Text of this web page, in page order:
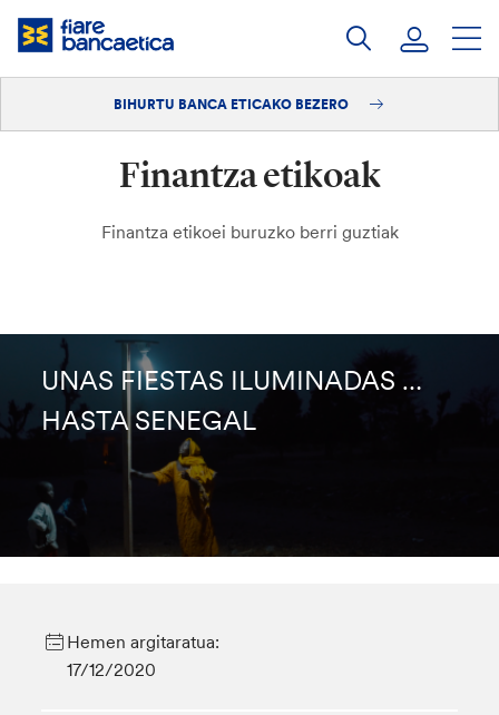
Pasatu
edukia
Bihurtu bezero
BIHURTU BANCA ETICAKO BEZERO
Finantza etikoak
Finantza etikoei buruzko berri guztiak
UNAS FIESTAS ILUMINADAS …
HASTA SENEGAL
Hemen argitaratua:
17/12/2020